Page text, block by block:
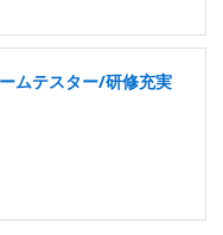
ムテスター/研修充実